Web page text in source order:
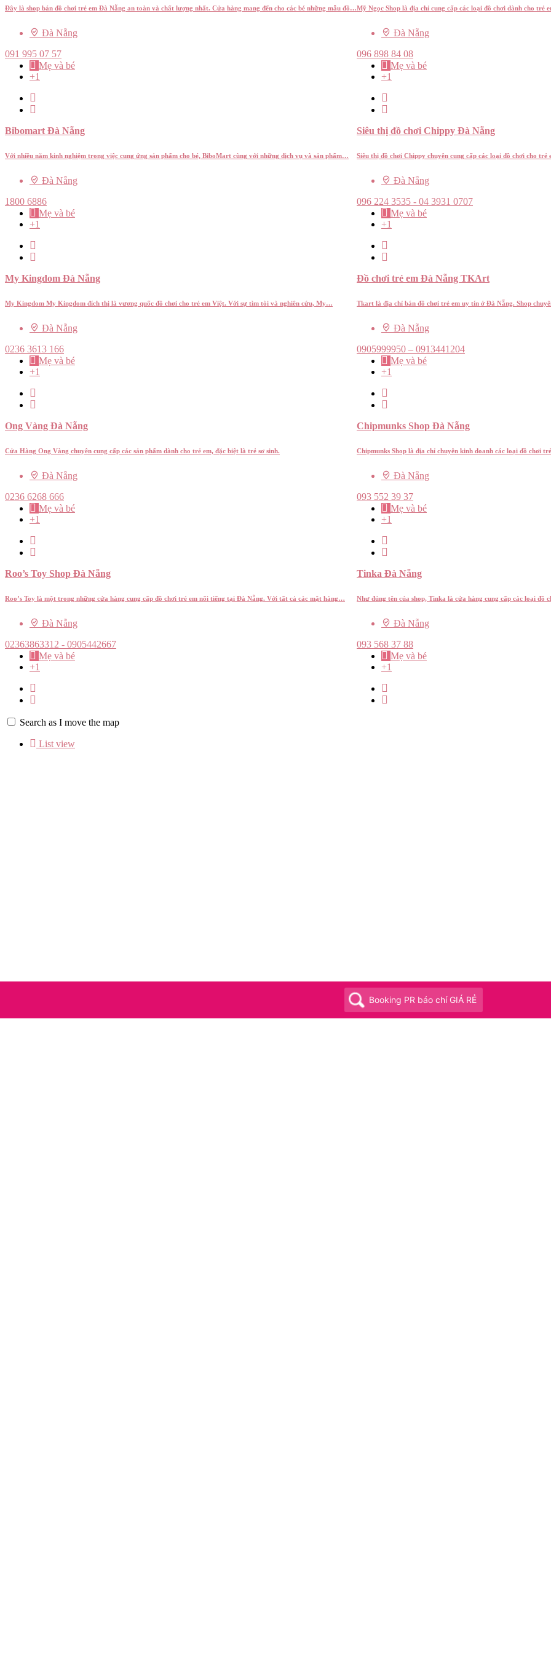
Đây là shop bán đồ chơi trẻ em Đà Nẵng an toàn và chất lượng nhất. Cửa hàng mang đến cho các bé những mẫu đồ…
Đà Nẵng
091 995 07 57
Mẹ và bé
+1
Mỹ Ngọc Shop là địa chỉ cung cấp các loại đồ chơi dành cho trẻ
Đà Nẵng
096 898 84 08
Mẹ và bé
+1
Bibomart Đà Nẵng
Với nhiều năm kinh nghiệm trong việc cung ứng sản phẩm cho bé, BiboMart cùng với những dịch vụ và sản phẩm…
Đà Nẵng
1800 6886
Mẹ và bé
+1
Siêu thị đồ chơi Chippy Đà Nẵng
Siêu thị đồ chơi Chippy chuyên cung cấp các loại đồ chơi cho
Đà Nẵng
096 224 3535 - 04 3931 0707
Mẹ và bé
+1
My Kingdom Đà Nẵng
My Kingdom My Kingdom đích thị là vương quốc đồ chơi cho trẻ em Việt. Với sự tìm tòi và nghiên cứu, My…
Đà Nẵng
0236 3613 166
Mẹ và bé
+1
Đồ chơi trẻ em Đà Nẵng TKArt
Tkart là địa chỉ bán đồ chơi trẻ em uy tín ở Đà Nẵng. Shop
Đà Nẵng
0905999950 – 0913441204
Mẹ và bé
+1
Ong Vàng Đà Nẵng
Cửa Hàng Ong Vàng chuyên cung cấp các sản phẩm dành cho trẻ em, đặc biệt là trẻ sơ sinh.
Đà Nẵng
0236 6268 666
Mẹ và bé
+1
Chipmunks Shop Đà Nẵng
Chipmunks Shop là địa chỉ chuyên kinh doanh các loại đồ chơi
Đà Nẵng
093 552 39 37
Mẹ và bé
+1
Roo’s Toy Shop Đà Nẵng
Roo’s Toy là một trong những cửa hàng cung cấp đồ chơi trẻ em nổi tiếng tại Đà Nẵng. Với tất cả các mặt hàng…
Đà Nẵng
02363863312 - 0905442667
Mẹ và bé
+1
Tinka Đà Nẵng
Như đúng tên của shop, Tinka là cửa hàng cung cấp các loại
Đà Nẵng
093 568 37 88
Mẹ và bé
+1
Search as I move the map
List view
Booking PR báo chí GIÁ RẺ